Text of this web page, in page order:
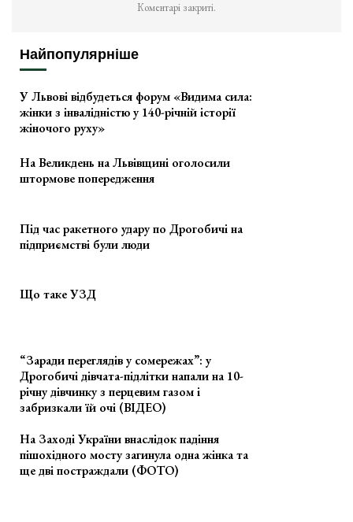
Коментарі закриті.
Найпопулярніше
У Львові відбудеться форум «Видима сила:
жінки з інвалідністю у 140-річній історії
жіночого руху»
На Великдень на Львівщині оголосили
штормове попередження
Під час ракетного удару по Дрогобичі на
підприємстві були люди
Що таке УЗД
“Заради переглядів у сомережах”: у
Дрогобичі дівчата-підлітки напали на 10-
річну дівчинку з перцевим газом і
забризкали їй очі (ВІДЕО)
На Заході України внаслідок падіння
пішохідного мосту загинула одна жінка та
ще дві постраждали (ФОТО)